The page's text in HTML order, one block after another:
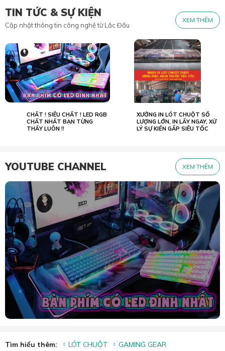
TIN TỨC & SỰ KIỆN
Cập nhật thông tin công nghệ từ Lắc Đầu
XEM THÊM
CHẤT ! SIÊU CHẤT ! LED RGB
CHẤT NHẤT BẠN TỪNG
THẤY LUÔN !!
XƯỞNG IN LÓT CHUỘT SỐ
LƯỢNG LỚN, IN LẤY NGAY, XỬ
LÝ SỰ KIẾN GẤP SIÊU TỐC
YOUTUBE CHANNEL XEM THÊM
Tìm hiểu thêm: LÓT CHUỘT
GAMING GEAR